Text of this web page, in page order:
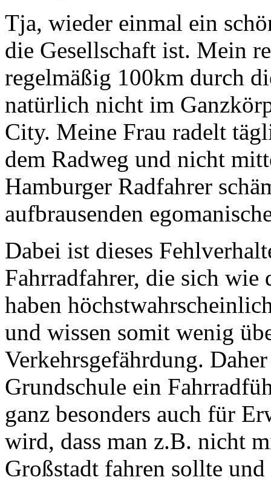
Tja, wieder einmal ein
die Gesellschaft ist. Mein
regelmäßig 100km durch
natürlich nicht im
City. Meine Frau radelt
dem Radweg und nicht
Hamburger Radfahrer
aufbrausenden
Dabei ist dieses
Fahrradfahrer, die sich
haben
und wissen somit wenig
Verkehrsgefährdung.
Grundschule ein
ganz besonders auch für
wird, dass man z.B. nicht
Großstadt fahren sollte